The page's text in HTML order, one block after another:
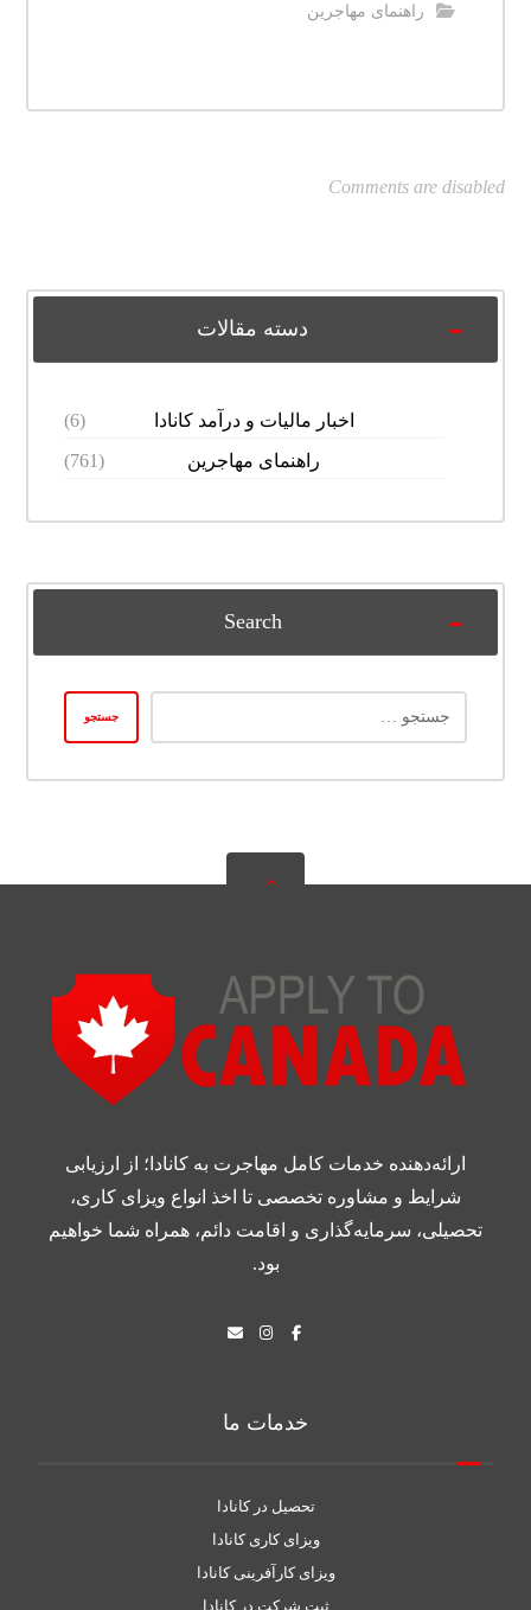
راهنمای مهاجرین
Comments are disabled
دسته مقالات
اخبار مالیات و درآمد کانادا
(6)
راهنمای مهاجرین
(761)
Search
ارائه‌دهنده خدمات کامل مهاجرت به کانادا؛ از ارزیابی
شرایط و مشاوره تخصصی تا اخذ انواع ویزای کاری،
تحصیلی، سرمایه‌گذاری و اقامت دائم، همراه شما خواهیم
بود.
خدمات ما
تحصیل در کانادا
ویزای کاری کانادا
ویزای کارآفرینی کانادا
ثبت شرکت در کانادا